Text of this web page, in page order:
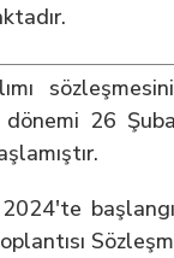
dönemi 26